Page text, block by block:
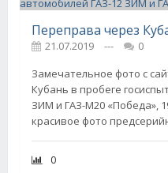
21.07.2019 ---
0
Замечательное фото с
Кубань в пробеге
ЗИМ и ГАЗ-М20 «Победа»,
красивое фото
0